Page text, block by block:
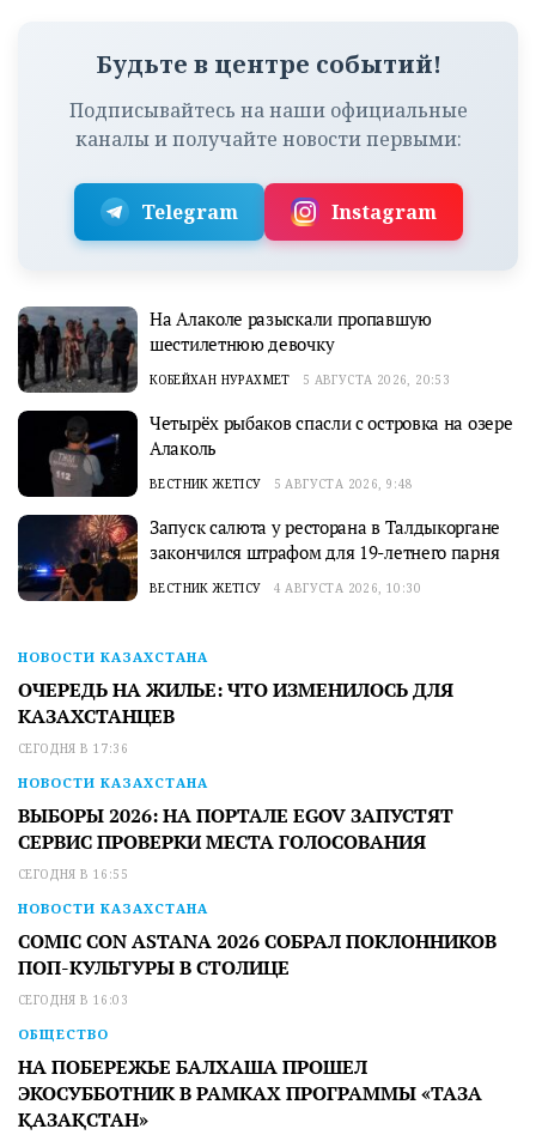
Будьте в центре событий!
Подписывайтесь на наши официальные
каналы и получайте новости первыми:
Telegram Instagram
На Алаколе разыскали пропавшую
шестилетнюю девочку
КОБЕЙХАН НУРАХМЕТ 5 АВГУСТА 2026, 20:53
Четырёх рыбаков спасли с островка на озере
Алаколь
ВЕСТНИК ЖЕТІСУ 5 АВГУСТА 2026, 9:48
Запуск салюта у ресторана в Талдыкоргане
закончился штрафом для 19-летнего парня
ВЕСТНИК ЖЕТІСУ 4 АВГУСТА 2026, 10:30
НОВОСТИ КАЗАХСТАНА
ОЧЕРЕДЬ НА ЖИЛЬЕ: ЧТО ИЗМЕНИЛОСЬ ДЛЯ
КАЗАХСТАНЦЕВ
СЕГОДНЯ В 17:36
НОВОСТИ КАЗАХСТАНА
ВЫБОРЫ 2026: НА ПОРТАЛЕ EGOV ЗАПУСТЯТ
СЕРВИС ПРОВЕРКИ МЕСТА ГОЛОСОВАНИЯ
СЕГОДНЯ В 16:55
НОВОСТИ КАЗАХСТАНА
COMIC CON ASTANA 2026 СОБРАЛ ПОКЛОННИКОВ
ПОП-КУЛЬТУРЫ В СТОЛИЦЕ
СЕГОДНЯ В 16:03
ОБЩЕСТВО
НА ПОБЕРЕЖЬЕ БАЛХАША ПРОШЕЛ
ЭКОСУББОТНИК В РАМКАХ ПРОГРАММЫ «ТАЗА
ҚАЗАҚСТАН»